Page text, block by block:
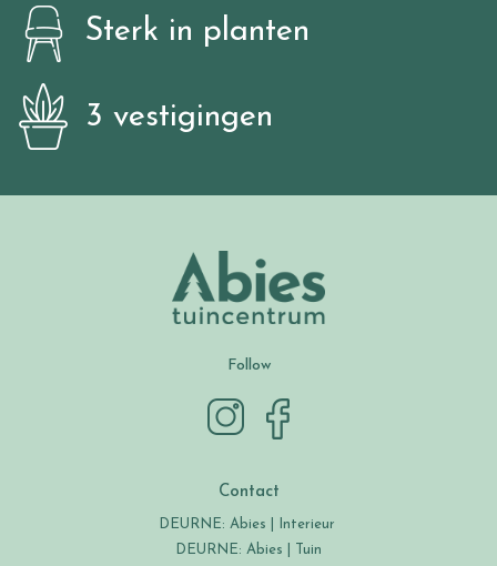
Sterk in planten
3 vestigingen
Follow
Contact
DEURNE: Abies | Interieur
DEURNE: Abies | Tuin